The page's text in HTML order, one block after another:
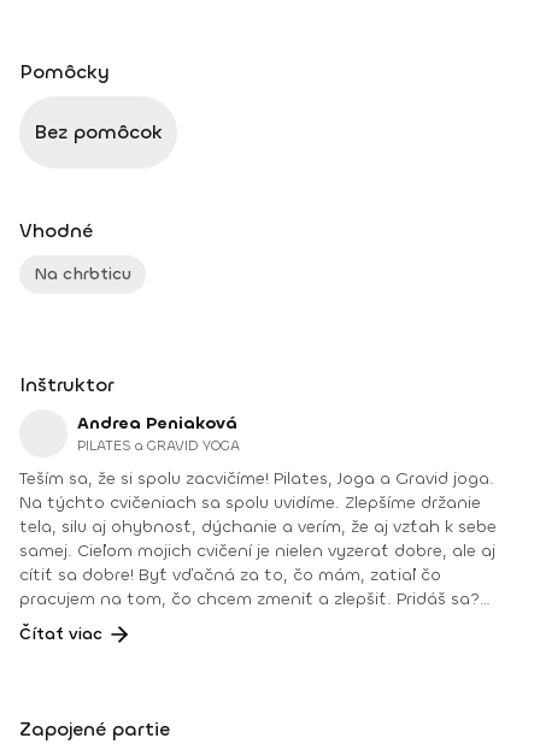
Pomôcky
Bez pomôcok
Vhodné
Na chrbticu
Inštruktor
Andrea Peniaková
PILATES a GRAVID YOGA
Teším sa, že si spolu zacvičíme! Pilates, Joga a Gravid joga.
Na týchto cvičeniach sa spolu uvidíme. Zlepšíme držanie
tela, silu aj ohybnosť, dýchanie a verím, že aj vzťah k sebe
samej. Cieľom mojich cvičení je nielen vyzerať dobre, ale aj
cítiť sa dobre! Byť vďačná za to, čo mám, zatiaľ čo
pracujem na tom, čo chcem zmeniť a zlepšiť. Pridáš sa?
Teším sa na teba na online lekciách vo Fitshakeri, aj vo
Fitshaker podcaste! Taktiež osobne na mojich hodinách v
týchto stránkach: FB: www.facebook.com/flowandrea9 IG :
Čítať viac
Zapojené partie